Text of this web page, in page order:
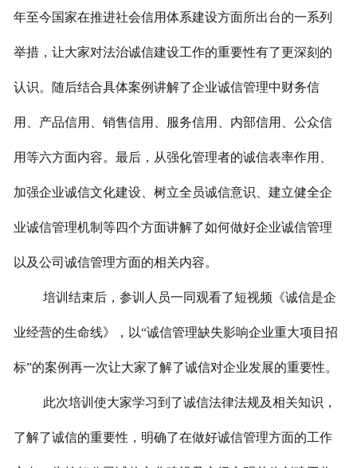
年至今国家在推进社会信用体系建设方面所出台的一系列
举措，让大家对法治诚信建设工作的重要性有了更深刻的
认识。随后结合具体案例讲解了企业诚信管理中财务信
用、产品信用、销售信用、服务信用、内部信用、公众信
用等六方面内容。最后，从强化管理者的诚信表率作用、
加强企业诚信文化建设、树立全员诚信意识、建立健全企
业诚信管理机制等四个方面讲解了如何做好企业诚信管理
以及公司诚信管理方面的相关内容。
培训结束后，参训人员一同观看了短视频《诚信是企
业经营的生命线》，以“诚信管理缺失影响企业重大项目招
标”的案例再一次让大家了解了诚信对企业发展的重要性。
此次培训使大家学习到了诚信法律法规及相关知识，
了解了诚信的重要性，明确了在做好诚信管理方面的工作